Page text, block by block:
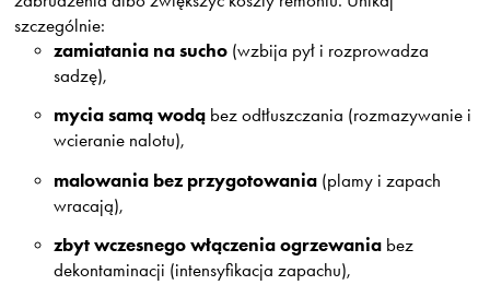
szczególnie:
zamiatania na sucho (wzbija pył i rozprowadza
sadzę),
mycia samą wodą bez odtłuszczania (rozmazywanie i
wcieranie nalotu),
malowania bez przygotowania (plamy i zapach
wracają),
zbyt wczesnego włączenia ogrzewania bez
dekontaminacji (intensyfikacja zapachu),